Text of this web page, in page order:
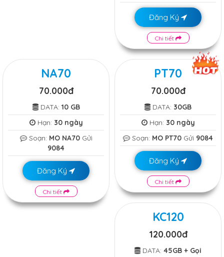
Đăng Ký
Chi tiết
NA70
70.000đ
DATA: 10 GB
Hạn: 30 ngày
Soạn: MO NA70Gửi
9084
Đăng Ký
Chi tiết
PT70
70.000đ
DATA: 30GB
Hạn: 30 ngày
Soạn: MO PT70 Gửi 9084
Đăng Ký
Chi tiết
KC120
120.000đ
DATA: 45GB + Gọi